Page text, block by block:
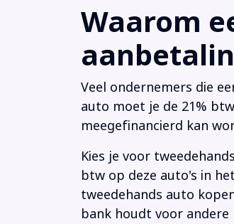
Waarom
Veel ondernemers die
auto moet je de 21%
meegefinancierd kan
Kies je voor
btw op deze auto's in
tweedehands auto
bank houdt voor